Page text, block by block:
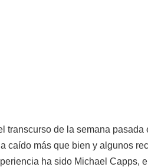
transcurso de la semana
caído más que bien y algunos
ha sido Michael Capps,